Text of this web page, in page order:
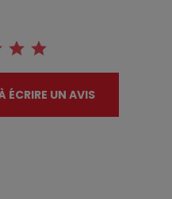
ÉCRIRE UN AVIS